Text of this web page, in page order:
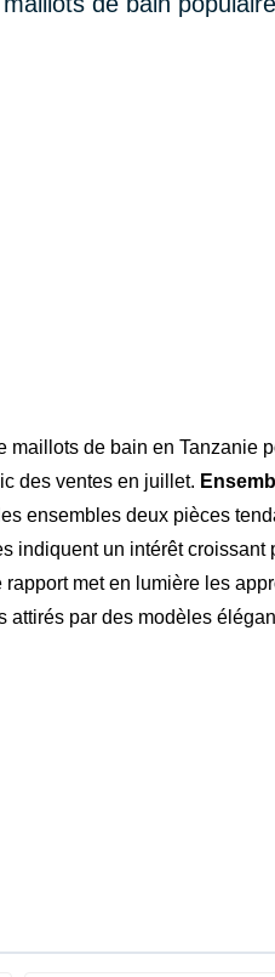
de bain en Tanzanie
des ventes en juillet.
ensembles deux pièces
un intérêt
rapport met en lumière les
par des modèles